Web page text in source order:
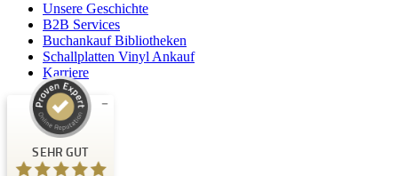
Unsere Geschichte
B2B Services
Buchankauf Bibliotheken
Schallplatten Vinyl Ankauf
Karriere
SEHR GUT
Kundenbewertungen und Erfahrungen zu